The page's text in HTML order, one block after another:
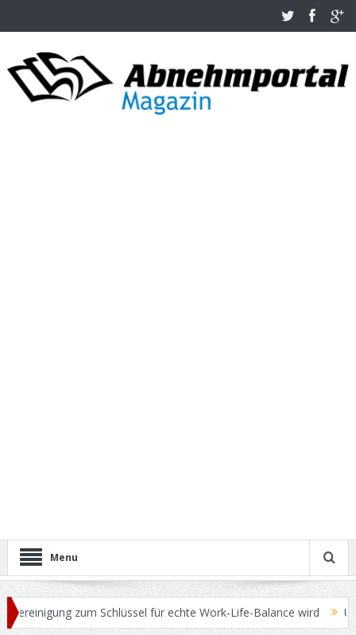
Menu
zum Schlüssel für echte Work-Life-Balance wird